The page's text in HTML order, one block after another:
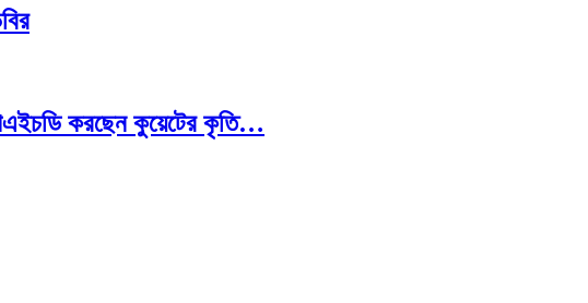
করছেন কুয়েটের কৃতি…